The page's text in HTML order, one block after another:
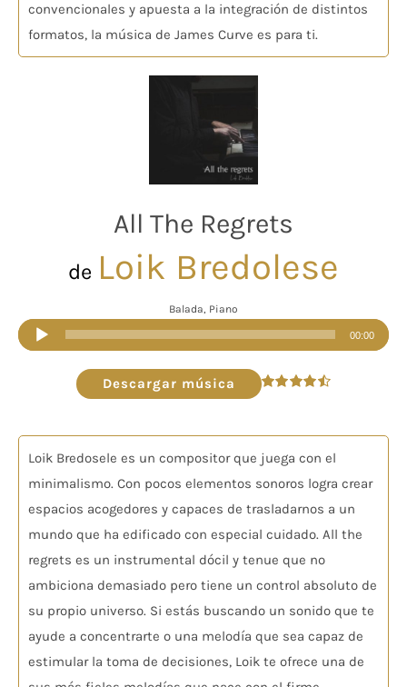
convencionales y apuesta a la integración de distintos
formatos, la música de James Curve es para ti.
All The Regrets
de Loik Bredolese
Balada, Piano
Reproductor
de
audio
00:00
Descargar música
Loik Bredosele es un compositor que juega con el
minimalismo. Con pocos elementos sonoros logra crear
espacios acogedores y capaces de trasladarnos a un
mundo que ha edificado con especial cuidado. All the
regrets es un instrumental dócil y tenue que no
ambiciona demasiado pero tiene un control absoluto de
su propio universo. Si estás buscando un sonido que te
ayude a concentrarte o una melodía que sea capaz de
estimular la toma de decisiones, Loik te ofrece una de